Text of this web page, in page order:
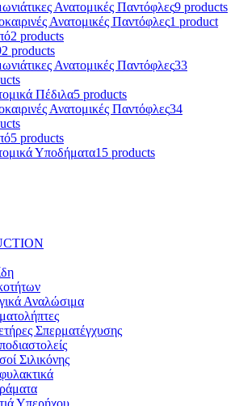
Ανατομικές Παντόφλες9 products
Ανατομικές Παντόφλες1 product
2 products
products
Ανατομικές Παντόφλες33
Πέδιλα5 products
Ανατομικές Παντόφλες34
5 products
Υποδήματα15 products
Αναλώσιμα
Σπερματέγχυσης
Σιλικόνης
Υπερήχου